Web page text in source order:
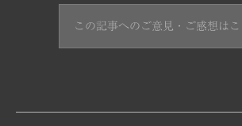
この記事へのご意見・ご感想はこ